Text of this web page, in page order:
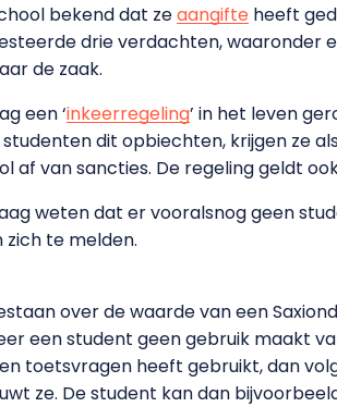
bekend dat zeaangifte heeft
drie verdachten, waaronder
de zaak.
een ‘inkeerregeling’ in het leven
dit opbiechten, krijgen ze
af van sancties. De regeling geldt
weten dat er vooralsnog geen
zich te melden.
over de waarde van een
een student geen gebruik maakt
toetsvragen heeft gebruikt, dan
ze. De student kan dan